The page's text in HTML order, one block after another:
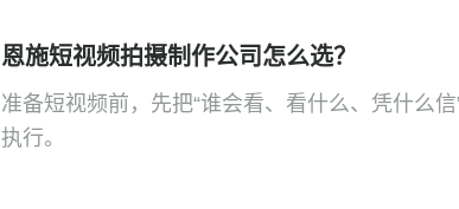
恩施短视频拍摄制作公司怎么选？
准备短视频前，先把“谁会看、看什么、凭什么
执行。